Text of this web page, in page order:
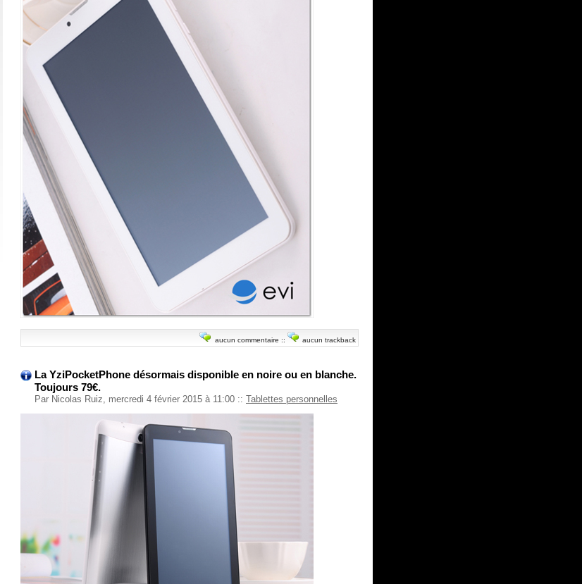
aucun commentaire :: aucun trackback
La YziPocketPhone désormais disponible en noire ou en blanche.
Toujours 79€.
Par Nicolas Ruiz, mercredi 4 février 2015 à 11:00 :: Tablettes personnelles